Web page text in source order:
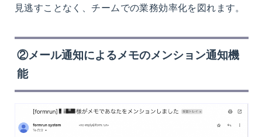
見逃すことなく、チームでの業務効率化を図れます。
②メール通知によるメモのメンション通知機
能